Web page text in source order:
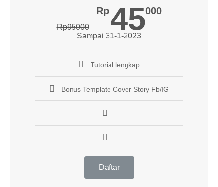
Rp95000
Rp 45000
Sampai 31-1-2023
Tutorial lengkap
Bonus Template Cover Story Fb/IG
Daftar